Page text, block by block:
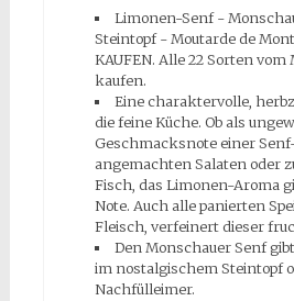
Limonen-Senf -
Steintopf - Moutarde de
KAUFEN. Alle 22 Sorten
kaufen.
Eine charaktervolle,
die feine Küche. Ob als
Geschmacksnote einer
angemachten Salaten oder
Fisch, das Limonen-Aroma
Note. Auch alle panierten
Fleisch, verfeinert dieser
Den Monschauer Senf
im nostalgischem Steintopf
Nachfülleimer.